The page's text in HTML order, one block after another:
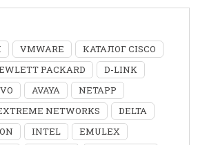
VMWARE
КАТАЛОГ CISCO
PACKARD
D-LINK
AVAYA
NETAPP
NETWORKS
DELTA
INTEL
EMULEX